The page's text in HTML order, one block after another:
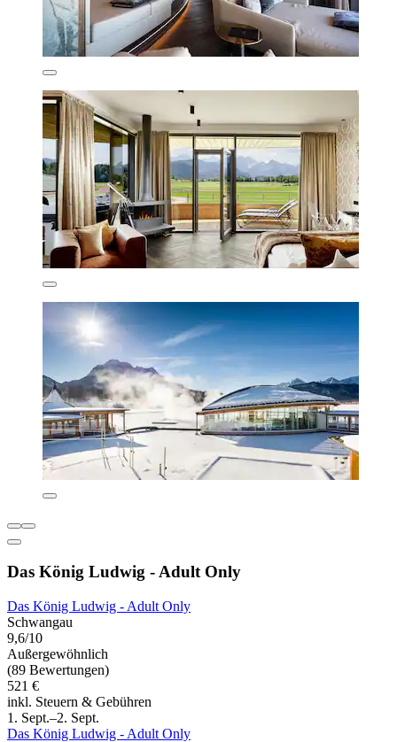
Das König Ludwig - Adult Only
Das König Ludwig - Adult Only
Schwangau
9,6/10
Außergewöhnlich
(89 Bewertungen)
521 €
inkl. Steuern & Gebühren
1. Sept.–2. Sept.
Das König Ludwig - Adult Only